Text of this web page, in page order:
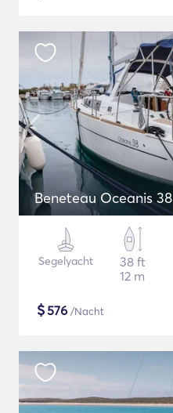
Beneteau Oceanis 38
Segelyacht
38 ft
12 m
$576 /Nacht